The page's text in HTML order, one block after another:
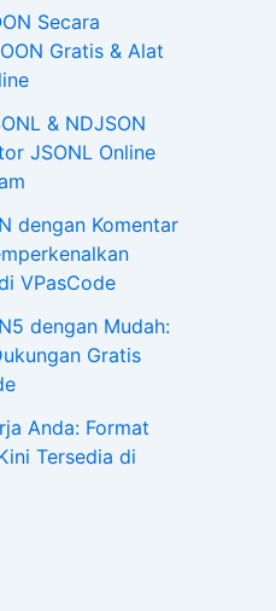
Secara
Gratis & Alat
& NDJSON
JSONL Online
dengan Komentar
VPasCode
dengan Mudah:
Gratis
Anda: Format
Tersedia di